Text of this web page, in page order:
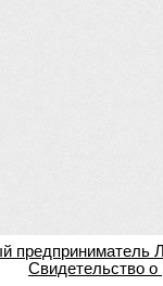
предприниматель
Свидетельство